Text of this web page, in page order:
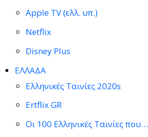
Apple TV (ελλ. υπ.)
Netflix
Disney Plus
ΕΛΛΑΔΑ
Ελληνικές Ταινίες 2020s
Ertflix GR
Οι 100 Ελληνικές Ταινίες που…